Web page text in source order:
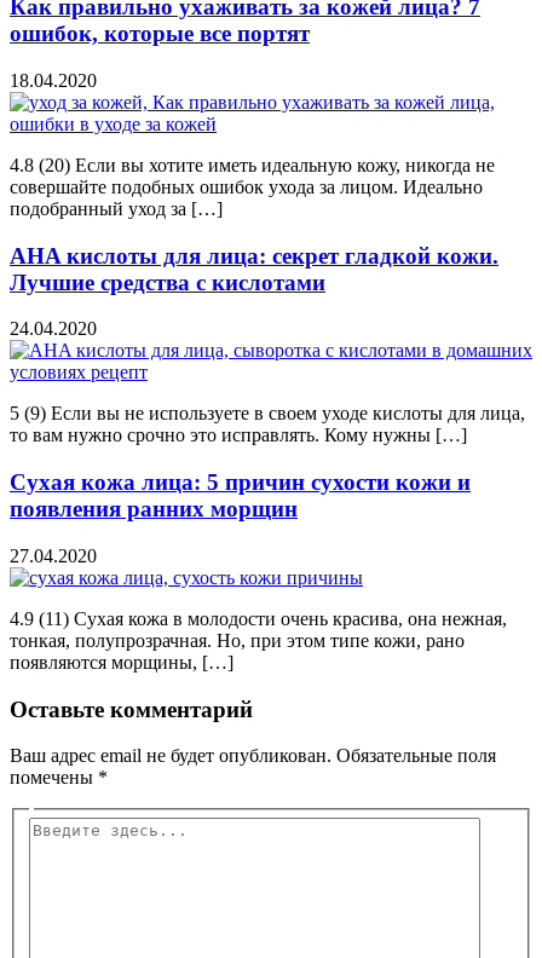
Как правильно ухаживать за кожей лица? 7
ошибок, которые все портят
18.04.2020
4.8 (20) Если вы хотите иметь идеальную кожу, никогда не
совершайте подобных ошибок ухода за лицом. Идеально
подобранный уход за […]
AHA кислоты для лица: секрет гладкой кожи.
Лучшие средства с кислотами
24.04.2020
5 (9) Если вы не используете в своем уходе кислоты для лица,
то вам нужно срочно это исправлять. Кому нужны […]
Сухая кожа лица: 5 причин сухости кожи и
появления ранних морщин
27.04.2020
4.9 (11) Сухая кожа в молодости очень красива, она нежная,
тонкая, полупрозрачная. Но, при этом типе кожи, рано
появляются морщины, […]
Оставьте комментарий
Ваш адрес email не будет опубликован. Обязательные поля
помечены *
Введите